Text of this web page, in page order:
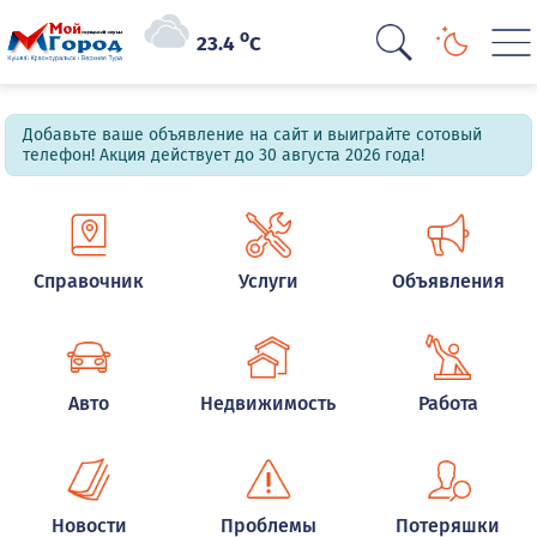
23.4oC
Добавьте ваше объявление на сайт и выиграйте сотовый
телефон! Акция действует до 30 августа 2026 года!
Справочник Услуги Объявления
Авто Недвижимость Работа
Новости Проблемы Потеряшки